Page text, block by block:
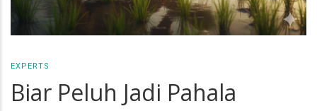
EXPERTS
Biar Peluh Jadi Pahala